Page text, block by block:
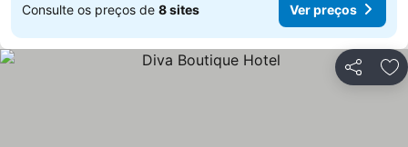
Consulte os preços de 8 sites Ver preços
Partilhar